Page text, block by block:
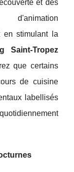
et des
d'animation
en stimulant la
Saint-Tropez
que certains
de cuisine
labellisés